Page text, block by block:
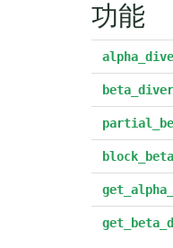
功能